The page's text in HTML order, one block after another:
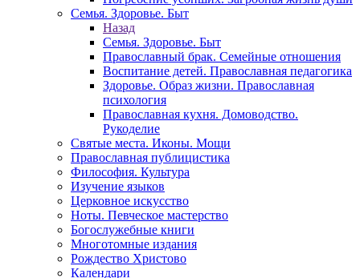
Семья. Здоровье. Быт
Назад
Семья. Здоровье. Быт
Православный брак. Семейные отношения
Воспитание детей. Православная педагогика
Здоровье. Образ жизни. Православная
психология
Православная кухня. Домоводство.
Рукоделие
Святые места. Иконы. Мощи
Православная публицистика
Философия. Культура
Изучение языков
Церковное искусство
Ноты. Певческое мастерство
Богослужебные книги
Многотомные издания
Рождество Христово
Календари